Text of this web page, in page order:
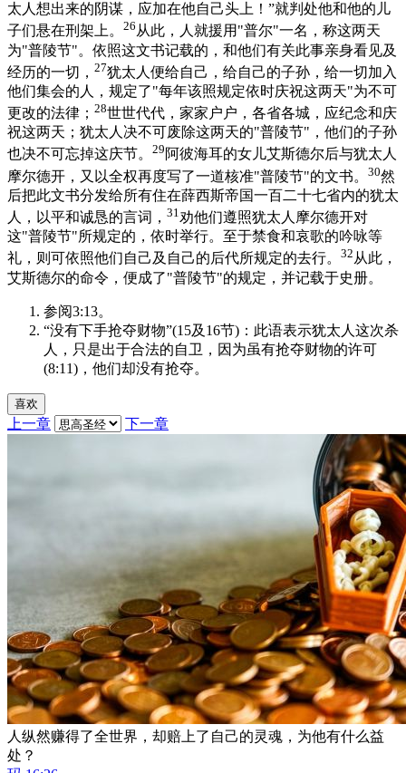
太人想出来的阴谋，应加在他自己头上！”就判处他和他的儿
子们悬在刑架上。 26从此，人就援用"普尔"一名，称这两天
为"普陵节"。依照这文书记载的，和他们有关此事亲身看见及
经历的一切， 27犹太人便给自己，给自己的子孙，给一切加入
他们集会的人，规定了"每年该照规定依时庆祝这两天"为不可
更改的法律； 28世世代代，家家户户，各省各城，应纪念和庆
祝这两天；犹太人决不可废除这两天的"普陵节"，他们的子孙
也决不可忘掉这庆节。 29 阿彼海耳的女儿艾斯德尔后与犹太人
摩尔德开，又以全权再度写了一道核准"普陵节"的文书。 30然
后把此文书分发给所有住在薛西斯帝国一百二十七省内的犹太
人，以平和诚恳的言词， 31 劝他们遵照犹太人摩尔德开对
这"普陵节"所规定的，依时举行。至于禁食和哀歌的吟咏等
礼，则可依照他们自己及自己的后代所规定的去行。 32从此，
艾斯德尔的命令，便成了"普陵节"的规定，并记载于史册。
参阅3:13。
“没有下手抢夺财物”(15及16节)：此语表示犹太人这次杀
人，只是出于合法的自卫，因为虽有抢夺财物的许可
(8:11)，他们却没有抢夺。
喜欢
上一章 下一章
人纵然赚得了全世界，却赔上了自己的灵魂，为他有什么益
处？